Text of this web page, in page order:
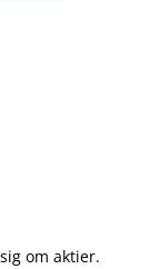
om aktier.